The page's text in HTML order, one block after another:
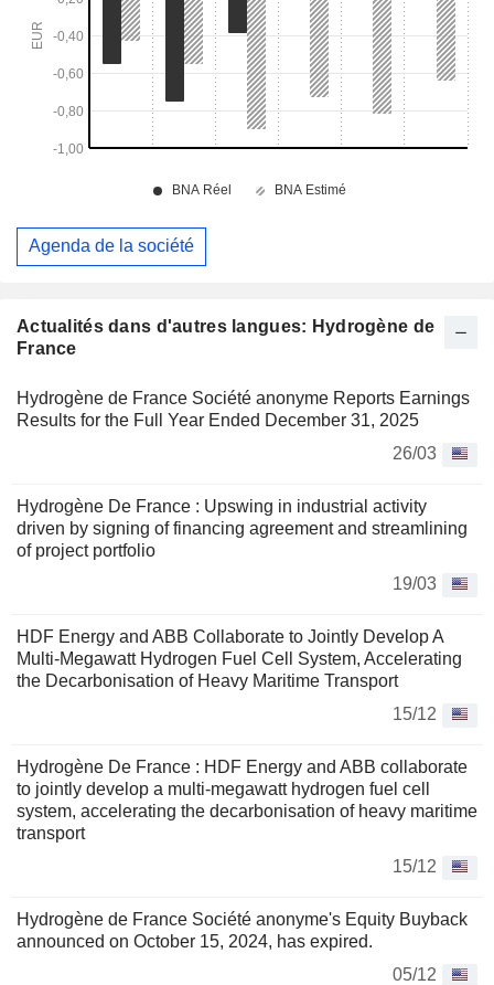
Actualités dans d'autres langues: Hydrogène de
France
Hydrogène de France Société anonyme Reports Earnings
Results for the Full Year Ended December 31, 2025
26/03
Hydrogène De France : Upswing in industrial activity
driven by signing of financing agreement and streamlining
of project portfolio
19/03
HDF Energy and ABB Collaborate to Jointly Develop A
Multi-Megawatt Hydrogen Fuel Cell System, Accelerating
the Decarbonisation of Heavy Maritime Transport
15/12
Hydrogène De France : HDF Energy and ABB collaborate
to jointly develop a multi-megawatt hydrogen fuel cell
system, accelerating the decarbonisation of heavy maritime
transport
15/12
Hydrogène de France Société anonyme's Equity Buyback
announced on October 15, 2024, has expired.
05/12
Agenda de la société